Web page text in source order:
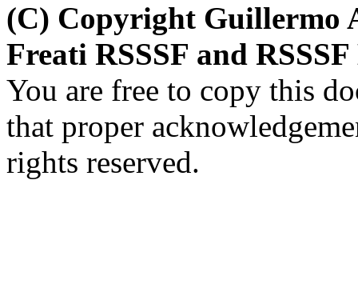
(C) Copyright Guillermo
Freati RSSSF and
You are free to copy this
that proper
rights reserved.